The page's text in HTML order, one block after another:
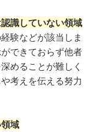
識していない領域
験などが該当しま
できておらず他者
めることが難しく
考えを伝える努力
域